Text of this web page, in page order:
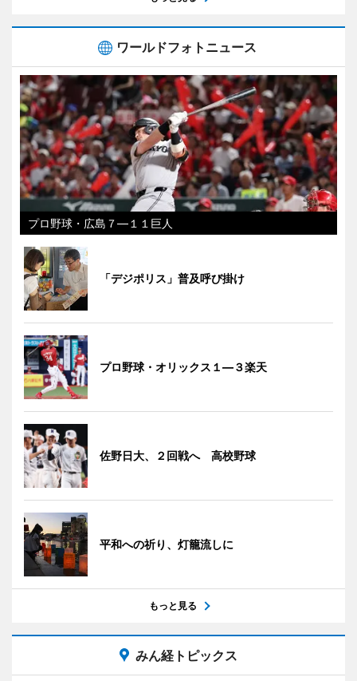
ワールドフォトニュース
プロ野球・広島７―１１巨人
「デジポリス」普及呼び掛け
プロ野球・オリックス１―３楽天
佐野日大、２回戦へ 高校野球
平和への祈り、灯籠流しに
もっと見る
みん経トピックス